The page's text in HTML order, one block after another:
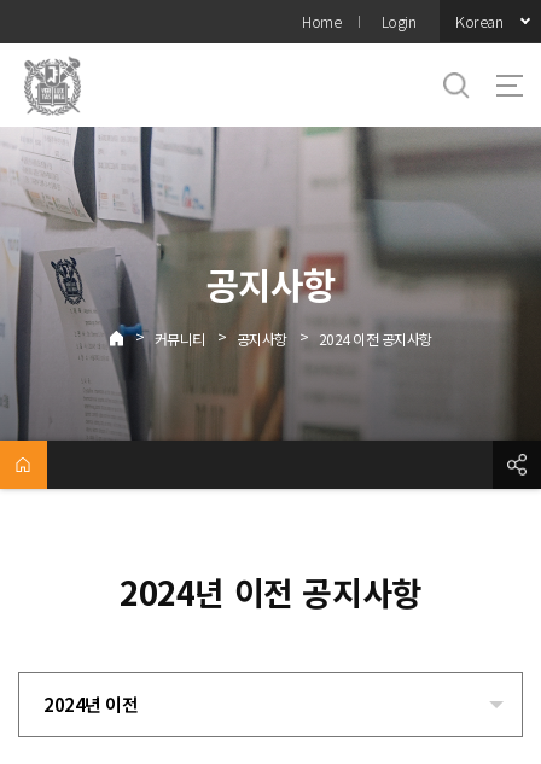
메뉴
Home Login Korean
공지사항
> 커뮤니티 > 공지사항 > 2024 이전 공지사항
2024년 이전 공지사항
2024년 이전